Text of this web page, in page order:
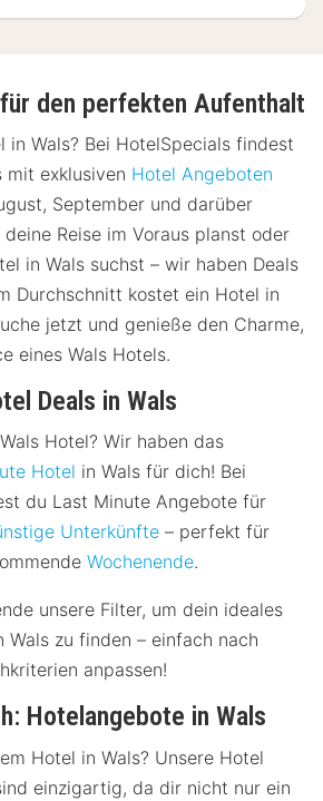
den perfekten Aufenthalt
in Wals? Bei HotelSpecials findest
mit exklusiven Hotel Angeboten
September und darüber
Reise im Voraus planst oder
in Wals suchst – wir haben Deals
Durchschnitt kostet ein Hotel in
jetzt und genieße den Charme,
eines Wals Hotels.
Deals in Wals
Hotel? Wir haben das
Hotel in Wals für dich! Bei
du Last Minute Angebote für
Unterkünfte – perfekt für
Wochenende.
unsere Filter, um dein ideales
zu finden – einfach nach
anpassen!
Hotelangebote in Wals
Hotel in Wals? Unsere Hotel
einzigartig, da dir nicht nur ein